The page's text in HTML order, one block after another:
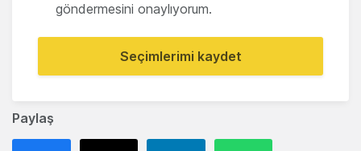
Paylaş
göndermesini onaylıyorum.
Seçimlerimi kaydet